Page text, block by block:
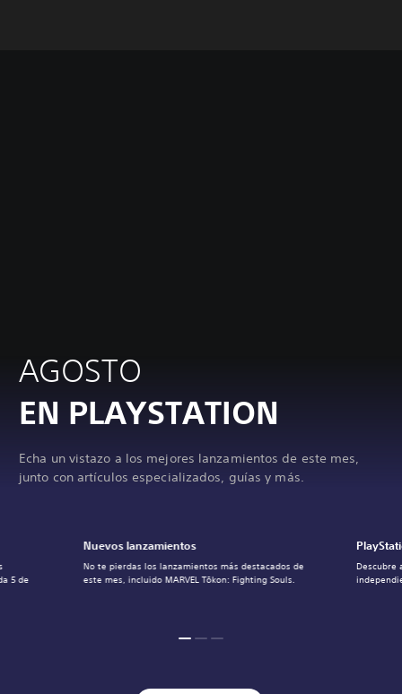
AGOSTO
EN PLAYSTATION
Echa un vistazo a los mejores lanzamientos de este mes,
junto con artículos especializados, guías y más.
Nuevos lanzamientos
No te pierdas los lanzamientos más destacados de
este mes, incluido MARVEL Tōkon: Fighting Souls.
Descubre
5 de